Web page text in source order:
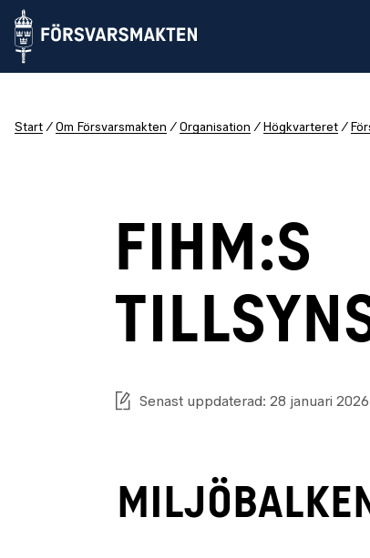
Start Om Försvarsmakten Organisation Högkvarteret
FIHM:S
Senast uppdaterad: 28 januari 2026